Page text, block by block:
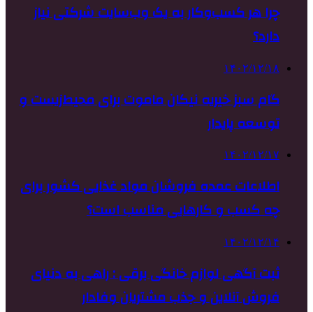
چرا هر کسب‌وکار به یک وب‌سایت شرکتی نیاز
دارد؟
۱۴۰۲/۱۲/۱۸
گام سبز خیریه نیکان ماموت برای محیط‌زیست و
توسعه پایدار
۱۴۰۲/۱۲/۱۷
اطلاعات عمده فروشان مواد غذایی کشور برای
چه کسب و کارهایی مناسب است؟
۱۴۰۲/۱۲/۱۴
ثبت آگهی لوازم خانگی برقی : راهی به دنیای
فروش آنلاین و جذب مشتریان وفادار